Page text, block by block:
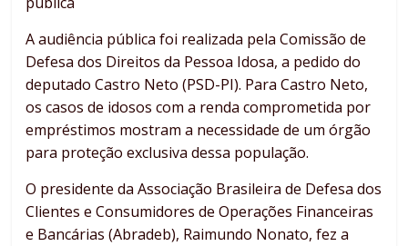
A audiência pública foi realizada pela Comissão de
Defesa dos Direitos da Pessoa Idosa, a pedido do
deputado Castro Neto (PSD-PI). Para Castro Neto,
os casos de idosos com a renda comprometida por
empréstimos mostram a necessidade de um órgão
para proteção exclusiva dessa população.
O presidente da Associação Brasileira de Defesa dos
Clientes e Consumidores de Operações Financeiras
e Bancárias (Abradeb), Raimundo Nonato, fez a